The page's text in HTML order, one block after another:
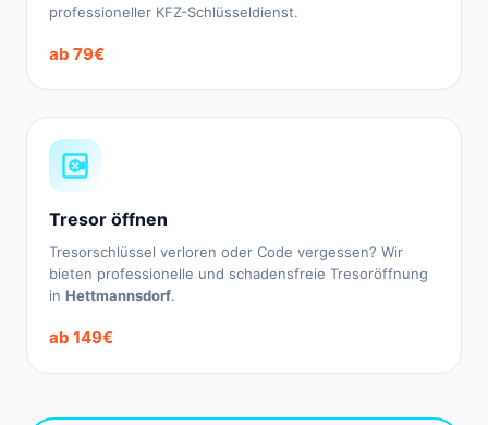
professioneller KFZ-Schlüsseldienst.
ab 79€
Tresor öffnen
Tresorschlüssel verloren oder Code vergessen? Wir
bieten professionelle und schadensfreie Tresoröffnung
in Hettmannsdorf.
ab 149€